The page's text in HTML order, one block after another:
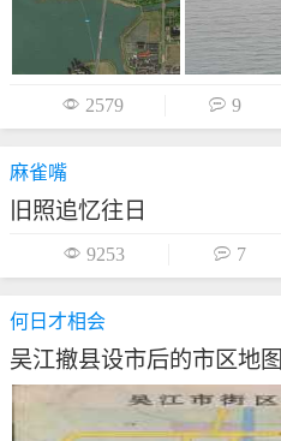
 2579  9
麻雀嘴
旧照追忆往日
 9253  7
何日才相会
吴江撤县设市后的市区地图